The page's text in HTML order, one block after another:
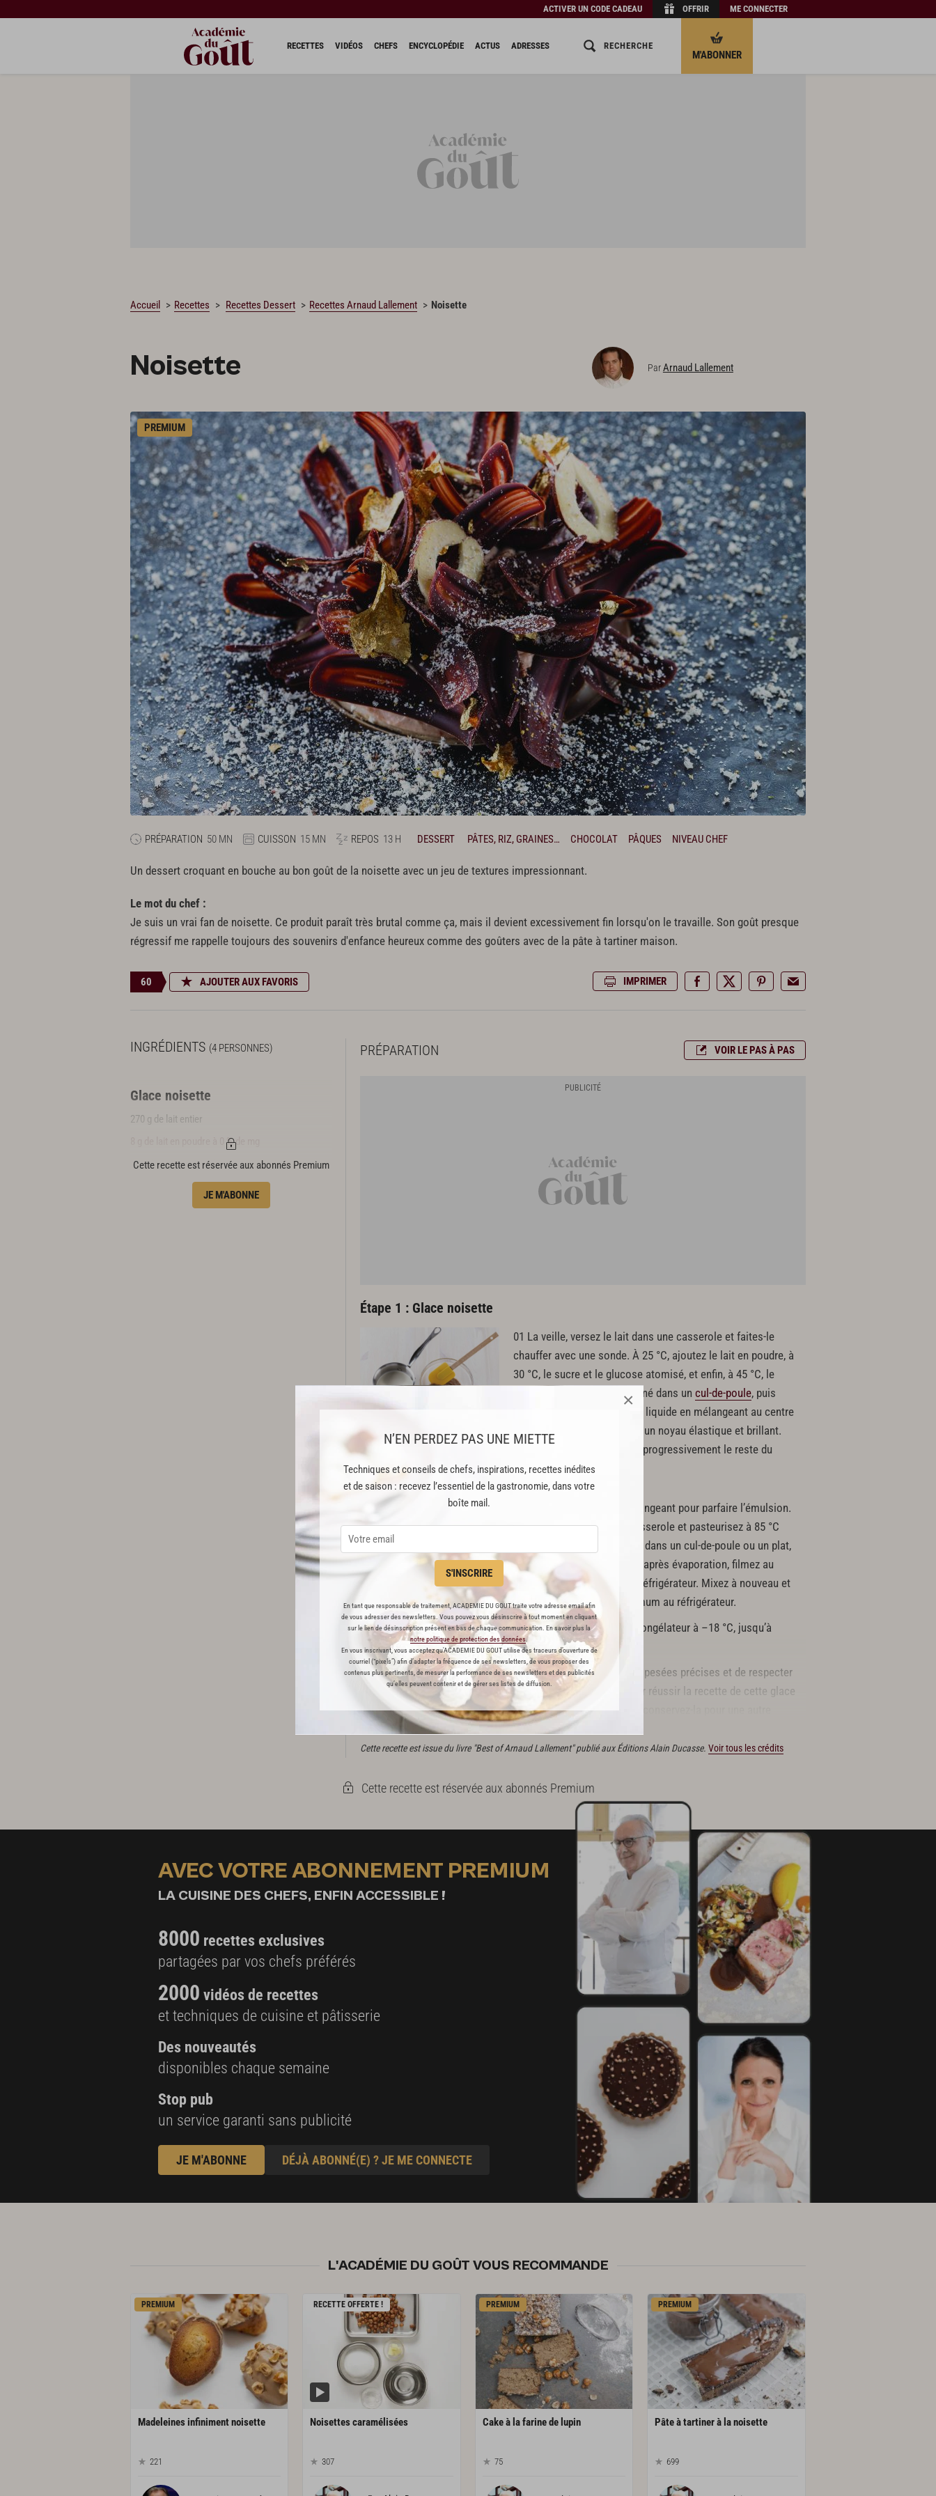
N’EN PERDEZ PAS UNE MIETTE
Techniques et conseils de chefs, inspirations, recettes inédites
et de saison : recevez l’essentiel de la gastronomie, dans votre
boîte mail.
S'INSCRIRE
En tant que responsable de traitement, ACADEMIE DU GOUT traite votre adresse email afin
de vous adresser des newsletters. Vous pouvez vous désinscrire à tout moment en cliquant
sur le lien de désinscription présent en bas de chaque communication. En savoir plus la
notre politique de protection des données.
En vous inscrivant, vous acceptez qu'ACADEMIE DU GOUT utilise des traceurs d’ouverture de
courriel (“pixels”) afin d’adapter la fréquence de ses newsletters, de vous proposer des
contenus plus pertinents, de mesurer la performance de ses newsletters et des publicités
qu’elles peuvent contenir et de gérer ses listes de diffusion.
×
ACTIVER UN CODE CADEAU OFFRIR ME CONNECTER
RECETTES VIDÉOS CHEFS ENCYCLOPÉDIE ACTUS ADRESSES RECHERCHE
M'ABONNER
Accueil Recettes Recettes Dessert Recettes Arnaud Lallement Noisette
Noisette ParArnaud Lallement
PREMIUM
PRÉPARATION 50 MN CUISSON 15 MN REPOS 13 H DESSERT PÂTES, RIZ, GRAINES… CHOCOLAT PÂQUES NIVEAU CHEF
Un dessert croquant en bouche au bon goût de la noisette avec un jeu de textures impressionnant.
Le mot du chef :
Je suis un vrai fan de noisette. Ce produit paraît très brutal comme ça, mais il devient excessivement fin lorsqu'on le travaille. Son goût presque
régressif me rappelle toujours des souvenirs d'enfance heureux comme des goûters avec de la pâte à tartiner maison.
60 AJOUTER AUX FAVORIS IMPRIMER
INGRÉDIENTS (4 PERSONNES)
Glace noisette
270 g de lait entier
8 g de lait en poudre à 0 % de mg
26 g de sucre semoule
24 g de glucose atomisé
2 g de stabilisateur
40 g de praliné noisette 66 % (valrhona®)
75 g de praliné noisette 66 % (valrhona®)
Brisures de feuille d’or
Cette recette est réservée aux abonnés Premium
JE M'ABONNE
PRÉPARATION VOIR LE PAS À PAS
Étape 1 : Glace noisette
01 La veille, versez le lait dans une casserole et faites-le
chauffer avec une sonde. À 25 °C, ajoutez le lait en poudre, à
30 °C, le sucre et le glucose atomisé, et enfin, à 45 °C, le
stabilisateur. Mettez le praliné dans un cul-de-poule, puis
versez-y une petite partie du liquide en mélangeant au centre
avec une
pour créer un noyau élastique et brillant.
Continuez ainsi en ajoutant progressivement le reste du
liquide.
02 Mixez avec un mixeur plongeant pour parfaire l’émulsion.
Remettez le tout dans la casserole et pasteurisez à 85 °C
pendant 2 min. Débarrassez dans un cul-de-poule ou un plat,
laissez refroidir 5 min, puis, après évaporation, filmez au
contact. Entreposez 1 h au réfrigérateur. Mixez à nouveau et
laissez maturer 1 nuit minimum au réfrigérateur.
Turbinez, puis réservez au congélateur à –18 °C, jusqu’à
utilisation.
Il est important de faire des pesées précises et de respecter
les quantités indiquées pour réussir la recette de cette glace
noisette. Il en restera, mais conservez-la pour une autre
utilisation.
Cette recette est issue du livre "Best of Arnaud Lallement" publié aux Éditions Alain Ducasse. Voir tous les crédits
Cette recette est réservée aux abonnés Premium
AVEC VOTRE ABONNEMENT PREMIUM
LA CUISINE DES CHEFS, ENFIN ACCESSIBLE !
8000 recettes exclusives
partagées par vos chefs préférés
2000 vidéos de recettes
et techniques de cuisine et pâtisserie
Des nouveautés
disponibles chaque semaine
Stop pub
un service garanti sans publicité
JE M'ABONNE DÉJÀ ABONNÉ(E) ? JE ME CONNECTE
L'ACADÉMIE DU GOÛT VOUS RECOMMANDE
PREMIUM
Madeleines infinimentnoisette
221
RECETTE OFFERTE !
Noisettescaramélisées
307
PREMIUM
Cakeà lafarinede lupin
75
PREMIUM
Pâteàtartinerà lanoisette
699
CHARGEMENT…